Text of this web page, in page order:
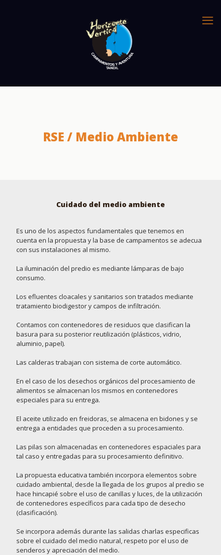
RSE / Medio Ambiente
Cuidado del medio ambiente
Es uno de los aspectos fundamentales que tenemos en
cuenta en la propuesta y la base de campamentos se adecua
con sus instalaciones al mismo.
La iluminación del predio es mediante lámparas de bajo
consumo.
Los efluentes cloacales y sanitarios son tratados mediante
tratamiento biodigestor y campos de infiltración.
Contamos con contenedores de residuos que clasifican la
basura para su posterior reutilización (plásticos, vidrio,
aluminio, papel).
Las calderas trabajan con sistema de corte automático.
En el caso de los desechos orgánicos del procesamiento de
alimentos se almacenan los mismos en contenedores
especiales para su entrega.
El aceite utilizado en freidoras, se almacena en bidones y se
entrega a entidades que proceden a su procesamiento.
Las pilas son almacenadas en contenedores espaciales para
tal caso y entregadas para su procesamiento definitivo.
La propuesta educativa también incorpora elementos sobre
cuidado ambiental, desde la llegada de los grupos al predio se
hace hincapié sobre el uso de canillas y luces, de la utilización
de contenedores específicos para cada tipo de desecho
(clasificación).
Se incorpora además durante las salidas charlas especificas
sobre el cuidado del medio natural, respeto por el uso de
senderos y apreciación del medio.